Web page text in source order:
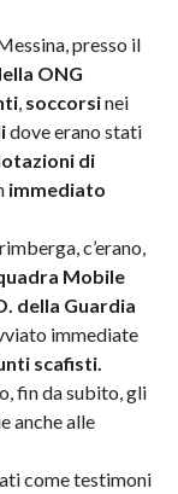
presso il
ONG
, soccorsinei
dove erano stati
di
immediato
c’erano,
Mobile
della Guardia
immediate
scafisti.
fin da subito, gli
anche alle
come testimoni